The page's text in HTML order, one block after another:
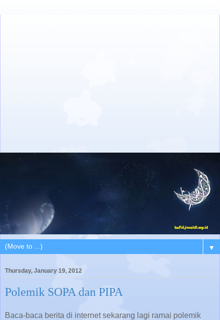
▼
Thursday, January 19, 2012
Polemik SOPA dan PIPA
Baca-baca berita di internet sekarang lagi ramai polemik